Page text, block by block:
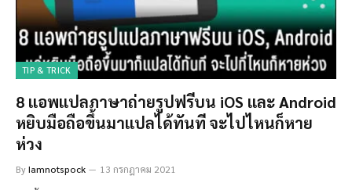
TIP & TRICK
8 แอพแปลภาษาถ่ายรูปฟรีบน iOS และ Android
หยิบมือถือขึ้นมาแปลได้ทันที จะไปไหนก็หาย
ห่วง
ByIamnotspock 13 กรกฎาคม 2021